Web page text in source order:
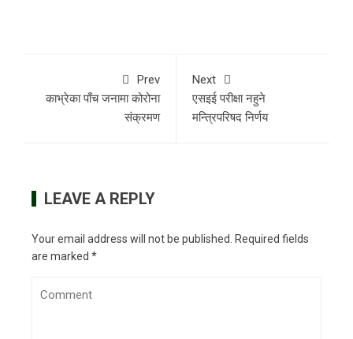
Prev
काभ्रेका पाँच जनामा कोरोना
संक्रमण
Next
एसइई परीक्षा नहुने
मन्त्रिपरिषद निर्णय
LEAVE A REPLY
Your email address will not be published. Required fields
are marked *